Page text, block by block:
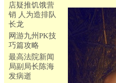
店疑推饥饿营
销 人为造排队
长龙
网游九州PK技
巧篇攻略
最高法院新闻
局副局长陈海
发病逝